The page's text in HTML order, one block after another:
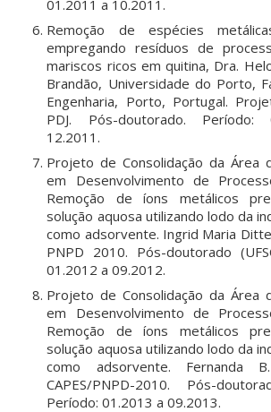
01.2011 a 10.2011.
Remoção de espécies
empregando resíduos de
mariscos ricos em quitina, Dra.
Brandão, Universidade do Porto,
Engenharia, Porto, Portugal.
PDJ. Pós-doutorado. Período:
12.2011.
Projeto de Consolidação da Área
em Desenvolvimento de
Remoção de íons metálicos
solução aquosa utilizando lodo da
como adsorvente. Ingrid Maria
PNPD 2010. Pós-doutorado
01.2012 a 09.2012.
Projeto de Consolidação da Área
em Desenvolvimento de
Remoção de íons metálicos
solução aquosa utilizando lodo da
como adsorvente. Fernanda
CAPES/PNPD-2010. Pós-
Período: 01.2013 a 09.2013.